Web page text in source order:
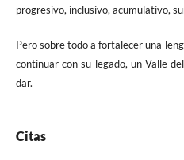
progresivo, inclusivo, acumulativo,
Pero sobre todo a fortalecer una
continuar con su legado, un Valle
dar.
Citas